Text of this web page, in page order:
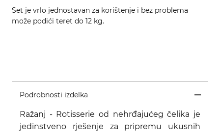
Set je vrlo jednostavan za korištenje i bez problema
može podići teret do 12 kg.
Podrobnosti izdelka
Ražanj - Rotisserie od nehrđajućeg čelika je
jedinstveno rješenje za pripremu ukusnih